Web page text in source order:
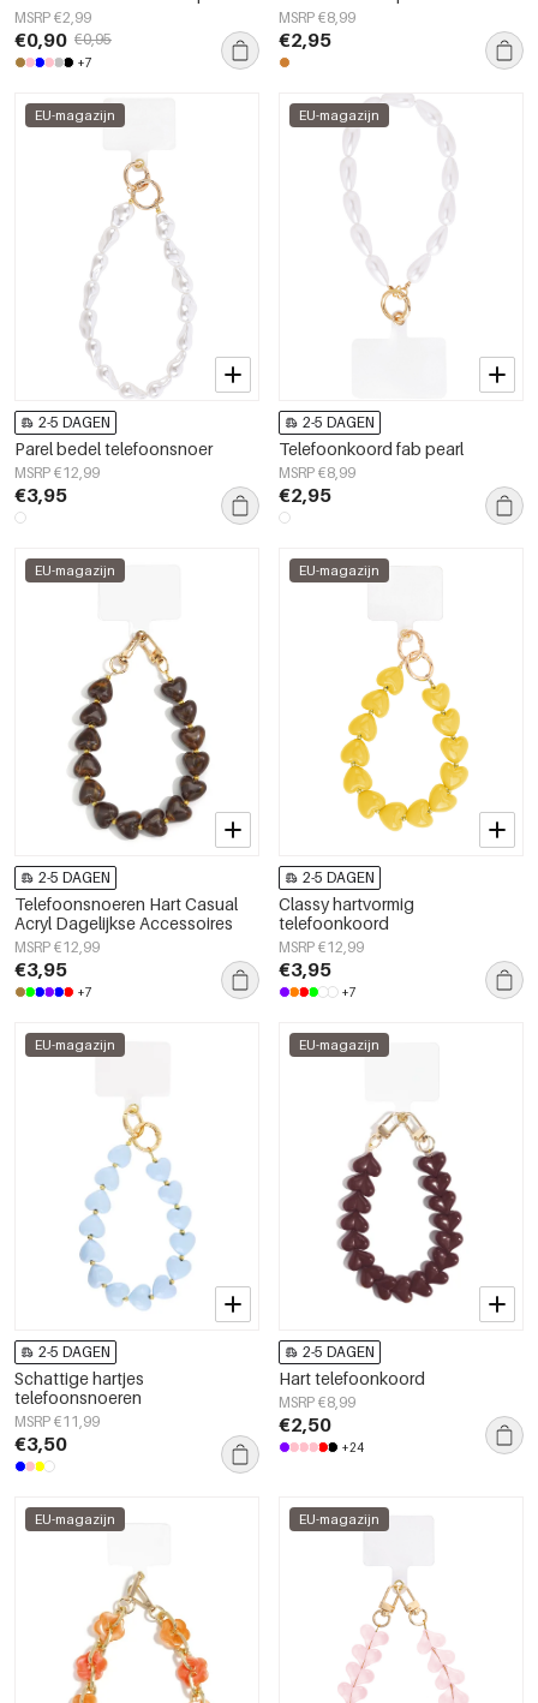
MSRP €2,99
€0,90 €0,95
+7
MSRP €8,99
€2,95
EU-magazijn
2-5 DAGEN
Parel bedel telefoonsnoer
MSRP €12,99
€3,95
EU-magazijn
2-5 DAGEN
Telefoonkoord fab pearl
MSRP €8,99
€2,95
EU-magazijn
2-5 DAGEN
Telefoonsnoeren Hart Casual
Acryl Dagelijkse Accessoires
MSRP €12,99
€3,95
+7
EU-magazijn
2-5 DAGEN
Classy hartvormig
telefoonkoord
MSRP €12,99
€3,95
+7
EU-magazijn
2-5 DAGEN
Schattige hartjes
telefoonsnoeren
MSRP €11,99
€3,50
EU-magazijn
2-5 DAGEN
Hart telefoonkoord
MSRP €8,99
€2,50
+24
EU-magazijn EU-magazijn